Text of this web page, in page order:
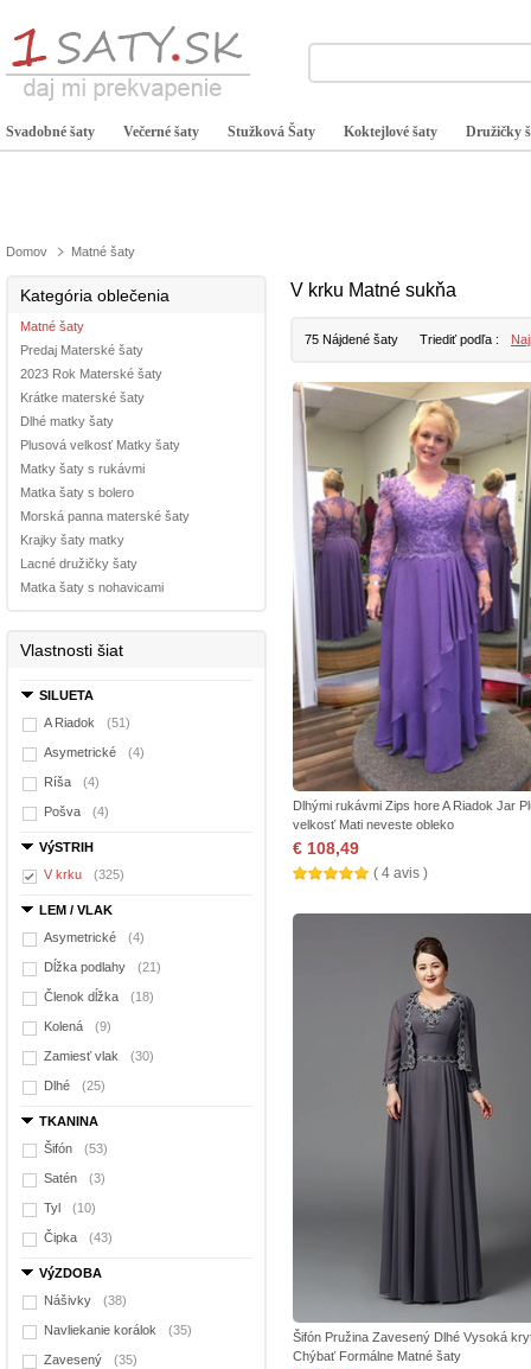
Svadobné šaty Večerné šaty Stužková Šaty Koktejlové šaty Družičky
Domov Matné šaty
Kategória oblečenia
Matné šaty
Predaj Materské šaty
2023 Rok Materské šaty
Krátke materské šaty
Dlhé matky šaty
Plusová velkosť Matky šaty
Matky šaty s rukávmi
Matka šaty s bolero
Morská panna materské šaty
Krajky šaty matky
Lacné družičky šaty
Matka šaty s nohavicami
Vlastnosti šiat
SILUETA
A Riadok
(51)
Asymetrické (4)
Ríša (4)
Pošva (4)
VýSTRIH
V krku
(325)
LEM / VLAK
Asymetrické
(4)
Dĺžka podlahy (21)
Členok dĺžka (18)
Kolená (9)
Zamiesť vlak (30)
Dlhé (25)
TKANINA
Šifón
(53)
Satén (3)
Tyl (10)
Čipka (43)
VýZDOBA
Nášivky
(38)
Navliekanie korálok (35)
Zavesený (35)
V krku Matné sukňa
75 Nájdené šaty Triediť podľa :
Dlhými rukávmi Zips hore A Riadok Jar
velkosť Mati neveste obleko
€ 108,49
( 4 avis )
Šifón Pružina Zavesený Dlhé Vysoká
Chýbať Formálne Matné šaty